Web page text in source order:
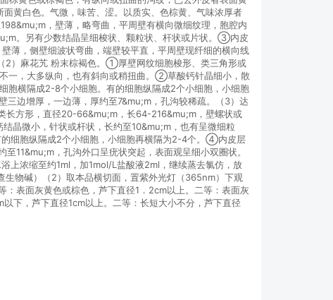
黄白色。气微，味苦、涩。以质实、色棕黄、气味浓厚者
，壁薄，略弯曲，平周壁有横向微细纹理，胞腔内
。另有少数结晶呈细梭状、颗粒状、杆状或片状。③内皮
薄，侧壁细波状弯曲，端壁较平直，平周壁现纤细的横向线
）麻花艽 粉末棕褐色。①厚壁网纹细胞梭形、类三角形或
一，大多纵向，也有斜向或稍扭曲。②草酸钙针晶细小，散
横隔成2-8个小细胞。有的细胞纵隔成2个小细胞，小细胞
边增厚，一边薄，厚约至7&mu;m，孔沟较稀疏。（3）达
长方形，直径20-66&mu;m，长64-216&mu;m，壁螺状或
晶微小，针状或杆状，长约至10&mu;m，也有呈微细粒
细胞纵隔成2个小细胞，小细胞再横隔为2-4个。④内皮层
11&mu;m，孔沟外口呈疣状突起，表面观呈细小双圈状。
上浓缩至约1ml，加1mol/L盐酸液2ml，继续蒸去氯仿，放
物碱）（2）取本品横切面，置紫外光灯（365nm）下观
表面灰黄色或棕色，芦下直径1．2cm以上。二等：表面灰
下，芦下直径1cm以上。二等：长短大小不分，芦下直径